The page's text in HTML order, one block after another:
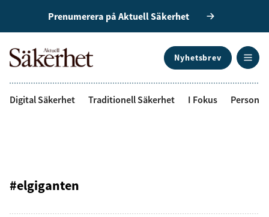
Prenumerera på Aktuell Säkerhet
Nyhetsbrev
Digital Säkerhet Traditionell Säkerhet I Fokus
#elgiganten